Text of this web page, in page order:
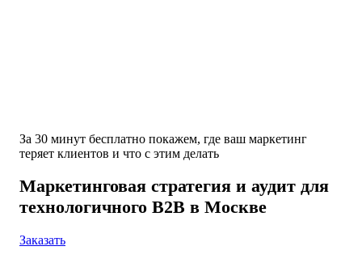
За 30 минут бесплатно покажем, где ваш маркетинг
теряет клиентов и что с этим делать
Маркетинговая стратегия и аудит для
технологичного B2B в Москве
Заказать